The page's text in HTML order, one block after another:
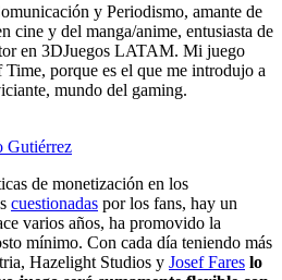
y Periodismo, amante de
cine y del manga/anime, entusiasta de
en 3DJuegos LATAM. Mi juego
porque es el que me introdujo a
mundo del gaming.
Gutiérrez
de monetización en los
cuestionadas por los fans, hay un
varios años, ha promovido la
mínimo. Con cada día teniendo más
Hazelight Studios y Josef Fares lo